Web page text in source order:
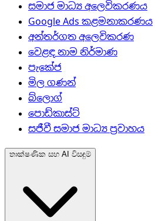
සමාජ මාධ්‍ය අලෙවිකරණය
Google Ads කළමනාකරණය
අන්තර්ගත අලෙවිකරණ
වෙළඳ නාම නිර්මාණ
පැකේජ
මිල ගණන්
බ්ලොග්
පොඩ්කාස්ට්
සජීවී සමාජ මාධ්‍ය ප්‍රවාහය
තාක්ෂණික සහ AI විසඳුම්